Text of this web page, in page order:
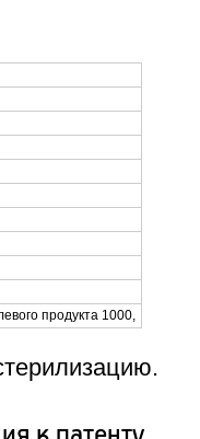
продукта 1000,